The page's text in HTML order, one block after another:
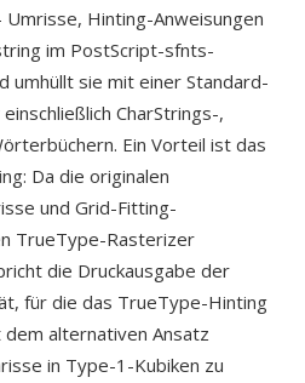
Hinting-Anweisungen
im PostScript-sfnts-
umhüllt sie mit einer Standard-
CharStrings-,
Ein Vorteil ist das
Da die originalen
und Grid-Fitting-
TrueType-Rasterizer
die Druckausgabe der
für die das TrueType-Hinting
alternativen Ansatz
in Type-1-Kubiken zu